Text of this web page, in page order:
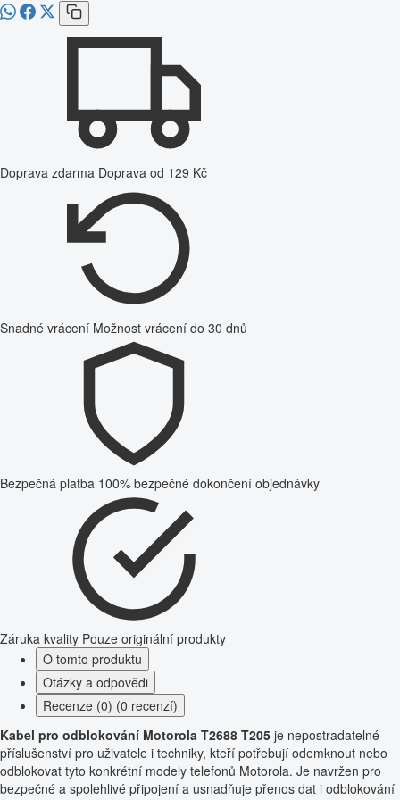
Doprava zdarma Doprava od 129 Kč
Snadné vrácení Možnost vrácení do 30 dnů
Bezpečná platba 100% bezpečné dokončení objednávky
Záruka kvality Pouze originální produkty
O tomto produktu
Otázky a odpovědi
Recenze (0) (0 recenzí)
Kabel pro odblokování Motorola T2688 T205 je nepostradatelné
příslušenství pro uživatele i techniky, kteří potřebují odemknout nebo
odblokovat tyto konkrétní modely telefonů Motorola. Je navržen pro
bezpečné a spolehlivé připojení a usnadňuje přenos dat i odblokování